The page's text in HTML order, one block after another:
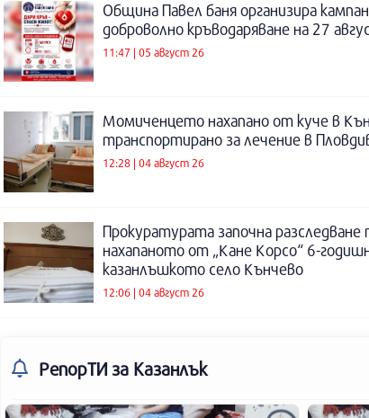
Община Павел баня организира
доброволно кръводаряване на 27
11:47 | 05 август 26
Момиченцето нахапано от куче в
транспортирано за лечение в
12:28 | 04 август 26
Прокуратурата започна разследване
нахапаното от „Кане Корсо“ 6-
казанлъшкото село Кънчево
12:06 | 04 август 26
РепорТИ за Казанлък